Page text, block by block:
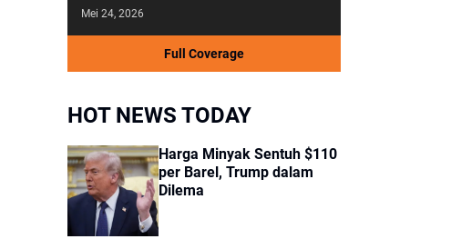
Mei 24, 2026
Full Coverage
HOT NEWS TODAY
Harga Minyak Sentuh $110
per Barel, Trump dalam
Dilema